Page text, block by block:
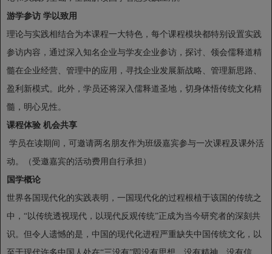
游学参访 学以致用
理论与实践相结合为本课程一大特色，每个课程模块都特别设置实践
参访内容，通过深入知名企业与学友企业参访，探讨、领会儒释道精
髓在企业经营、管理中的应用，寻找企业发展新战略、管理新思路、
盈利新模式。此外，学员还将深入儒释道圣地，切身体悟传统文化精
髓，明心见性。
课程体验 机会共享
学员在读期间，可邀请两名朋友作为班级嘉宾参与一次课程及课外活
动。（受邀嘉宾的活动费用自行承担）
国学概论
世界各国现代化的实践表明，一国现代化的过程根植于该国的传统之
中，“以传统透视现代，以现代反观传统”正成为当今研究者的深刻共
识。但令人遗憾的是，中国的现代化进程严重缺失中国传统文化，以